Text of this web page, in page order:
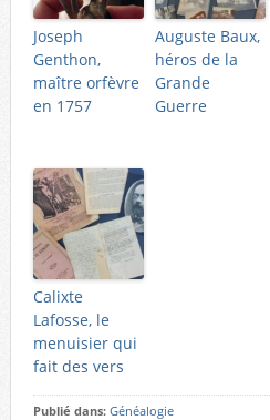
Joseph
Genthon,
maître orfèvre
en 1757
Auguste Baux,
héros de la
Grande
Guerre
Calixte
Lafosse, le
menuisier qui
fait des vers
Publié dans: Généalogie